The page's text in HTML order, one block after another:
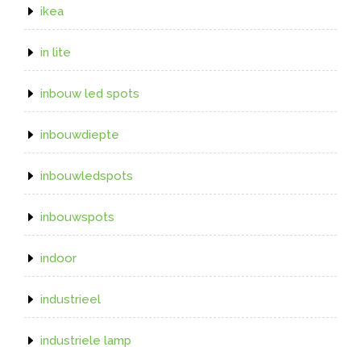
ikea
in lite
inbouw led spots
inbouwdiepte
inbouwledspots
inbouwspots
indoor
industrieel
industriele lamp